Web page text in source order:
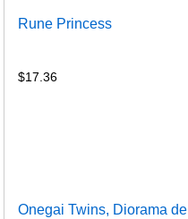
Rune Princess
$17.36
Onegai Twins, Diorama de